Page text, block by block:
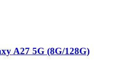
A27 5G (8G/128G)